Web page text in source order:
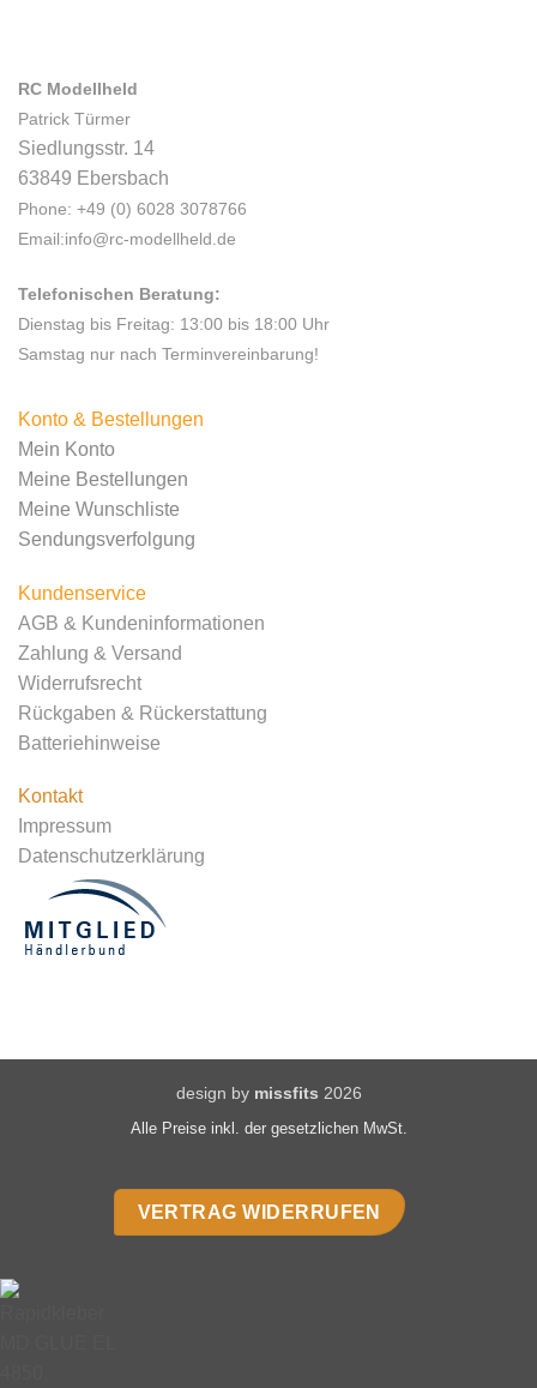
RC Modellheld
Patrick Türmer
Siedlungsstr. 14
63849 Ebersbach
Phone: +49 (0) 6028 3078766
Email:info@rc-modellheld.de
Telefonischen Beratung:
Dienstag bis Freitag: 13:00 bis 18:00 Uhr
Samstag nur nach Terminvereinbarung!
Konto & Bestellungen
Mein Konto
Meine Bestellungen
Meine Wunschliste
Sendungsverfolgung
Kundenservice
AGB & Kundeninformationen
Zahlung & Versand
Widerrufsrecht
Rückgaben & Rückerstattung
Batteriehinweise
Kontakt
Impressum
Datenschutzerklärung
design by missfits 2026
Alle Preise inkl. der gesetzlichen MwSt.
VERTRAG WIDERRUFEN